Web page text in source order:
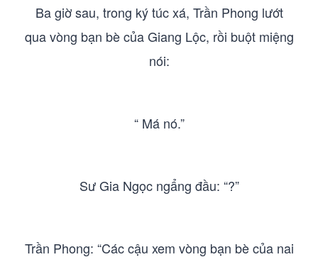
Ba giờ sau, trong ký túc xá, Trần Phong lướt
qua vòng bạn bè của Giang Lộc, rồi buột miệng
nói:
“ Má nó.”
Sư Gia Ngọc ngẩng đầu: “?”
Trần Phong: “Các cậu xem vòng bạn bè của nai